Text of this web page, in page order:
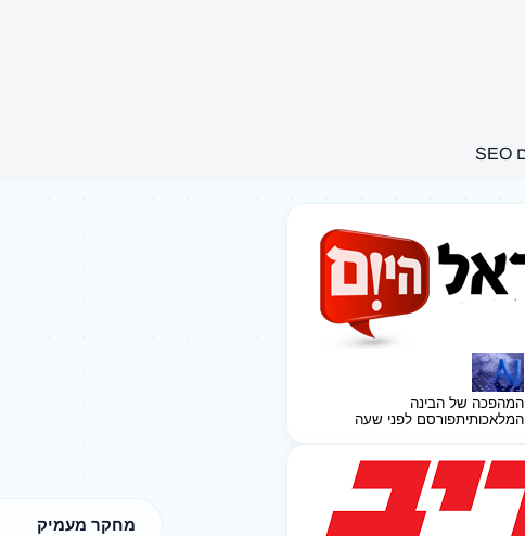
מחקר מעמיק
המהפכה של הבינה
המלאכותיתפורסם לפני שעה